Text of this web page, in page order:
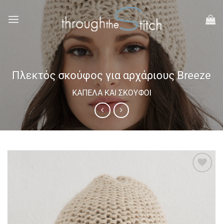
στο
περιεχόμενο
Πλεκτός σκούφος για αρχάριους Breeze
ΚΑΠΈΛΑ ΚΑΙ ΣΚΟΎΦΟΙ